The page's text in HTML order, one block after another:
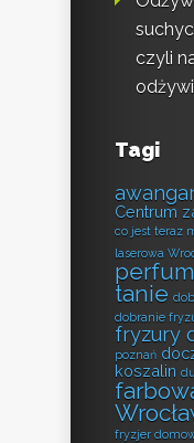
czyli
Tagi
Centrum
co jest teraz
laserowa
tanie
dobranie
fryzury
poznań
koszalin
fryzjer